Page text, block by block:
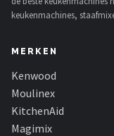
Braun
Bartscher
Nutribullet
keukenmachines,
MERKEN
Kenwood
Moulinex
KitchenAid
Magimix